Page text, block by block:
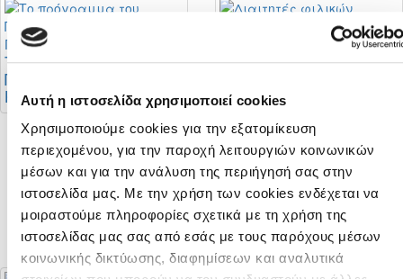
Αυτή η ιστοσελίδα χρησιμοποιεί cookies
Χρησιμοποιούμε cookies για την εξατομίκευση
περιεχομένου, για την παροχή λειτουργιών κοινωνικών
μέσων και για την ανάλυση της περιήγησή σας στην
ιστοσελίδα μας. Με την χρήση των cookies ενδέχεται να
μοιραστούμε πληροφορίες σχετικά με τη χρήση της
ιστοσελίδας μας σας από εσάς με τους παρόχους μέσων
κοινωνικής δικτύωσης, διαφημίσεων και αναλυτικά
Το πρόγραμμα του
Πρωταθλήματος Νέων
Κ-19 Γ' Κατηγορίας
Διαιτητές φιλικών
αγώνων
Σταθερή η θέση της
ΚΟΠ για στήριξη της
πορείας της
αναβάθμισης του
Futsal